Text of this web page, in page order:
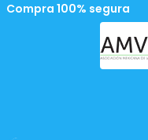
Compra 100% segura